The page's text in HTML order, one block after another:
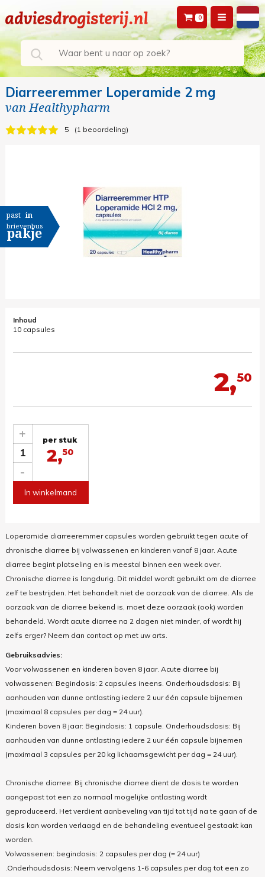
0
Diarreeremmer Loperamide 2 mg
vanHealthypharm
5 1 beoordeling
past in
brievenbus
pakje
Inhoud
10 capsules
2,50
1
-
+ per stuk
2,50
In winkelmand
Loperamide diarreeremmer capsules worden gebruikt tegen acute of
chronische diarree bij volwassenen en kinderen vanaf 8 jaar. Acute
diarree begint plotseling en is meestal binnen een week over.
Chronische diarree is langdurig. Dit middel wordt gebruikt om de diarree
zelf te bestrijden. Het behandelt niet de oorzaak van de diarree. Als de
oorzaak van de diarree bekend is, moet deze oorzaak (ook) worden
behandeld. Wordt acute diarree na 2 dagen niet minder, of wordt hij
zelfs erger? Neem dan contact op met uw arts.
Gebruiksadvies:
Voor volwassenen en kinderen boven 8 jaar. Acute diarree bij
volwassenen: Begindosis: 2 capsules ineens. Onderhoudsdosis: Bij
aanhouden van dunne ontlasting iedere 2 uur één capsule bijnemen
(maximaal 8 capsules per dag = 24 uur).
Kinderen boven 8 jaar: Begindosis: 1 capsule. Onderhoudsdosis: Bij
aanhouden van dunne ontlasting iedere 2 uur één capsule bijnemen
(maximaal 3 capsules per 20 kg lichaamsgewicht per dag = 24 uur).
Chronische diarree: Bij chronische diarree dient de dosis te worden
aangepast tot een zo normaal mogelijke ontlasting wordt
geproduceerd. Het verdient aanbeveling van tijd tot tijd na te gaan of de
dosis kan worden verlaagd en de behandeling eventueel gestaakt kan
worden.
Volwassenen: begindosis: 2 capsules per dag (= 24 uur)
.Onderhoudsdosis: Neem vervolgens 1-6 capsules per dag tot een zo